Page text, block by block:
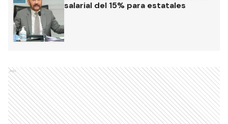
salarial del 15% para estatales
Ads